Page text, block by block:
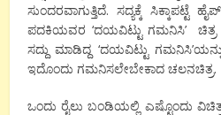
ಸುಂದರವಾಗುತ್ತಿದೆ. ಸದ್ಯಕ್ಕೆ ಸಿಕ್ಕಾಪಟ್ಟೆ
ಪದಕಿಯವರ ‘ದಯವಿಟ್ಟು ಗಮನಿಸಿ’ ಚಿತ್ರ
ಸದ್ದು ಮಾಡಿದ್ದ ‘ದಯವಿಟ್ಟು
ಇದೊಂದು ಗಮನಿಸಲೇಬೇಕಾದ ಚಲನಚಿತ್ರ.
ಒಂದು ರೈಲು ಬಂಡಿಯಲ್ಲಿ ಎಷ್ಟೊಂದು ವಿಚಿತ್ರ